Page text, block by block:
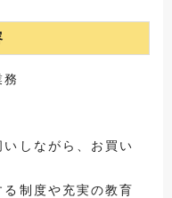
しながら、お買い
制度や充実の教育